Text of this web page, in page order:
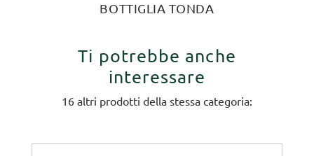
BOTTIGLIA TONDA
Ti potrebbe anche
interessare
16 altri prodotti della stessa categoria: